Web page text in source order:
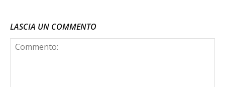
LASCIA UN COMMENTO